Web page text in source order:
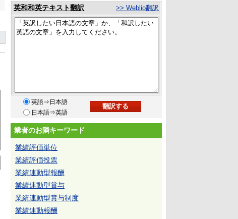
英和和英テキスト翻訳 >> Weblio翻訳
英語⇒日本語
日本語⇒英語
業者のお隣キーワード
業績評価単位
業績評価投票
業績連動型報酬
業績連動型賞与
業績連動型賞与制度
業績連動報酬